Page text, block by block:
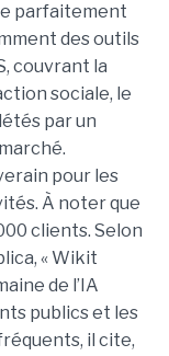
parfaitement
des outils
couvrant la
sociale, le
par un
pour les
À noter que
clients. Selon
« Wikit
de l’IA
publics et les
il cite,